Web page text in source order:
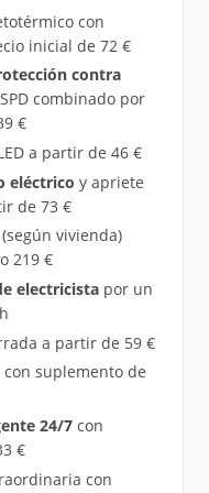
con
inicial de 72 €
contra
combinado por
€
a partir de 46 €
eléctrico y apriete
de 73 €
vivienda)
219 €
electricistapor un
a partir de 59 €
suplemento de
24/7con
€
con